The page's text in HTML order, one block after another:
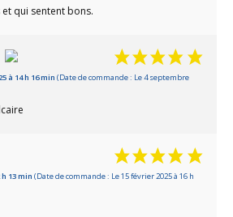
qui sentent bons.
à 14 h 16 min (Date de commande : Le 4 septembre
13 min (Date de commande : Le 15 février 2025 à 16 h